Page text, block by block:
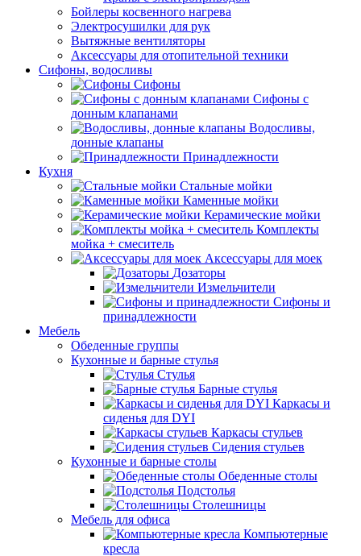
Бойлеры косвенного нагрева
Электросушилки для рук
Вытяжные вентиляторы
Аксессуары для отопительной техники
Сифоны, водосливы
Сифоны
Сифоны с
донным клапанами
Водосливы,
донные клапаны
Принадлежности
Кухня
Стальные мойки
Каменные мойки
Керамические мойки
Комплекты
мойка + смеситель
Аксессуары для моек
Дозаторы
Измельчители
Сифоны и
принадлежности
Мебель
Обеденные группы
Кухонные и барные стулья
Стулья
Барные стулья
Каркасы и
сиденья для DYI
Каркасы стульев
Сидения стульев
Кухонные и барные столы
Обеденные столы
Подстолья
Столешницы
Мебель для офиса
Компьютерные
кресла